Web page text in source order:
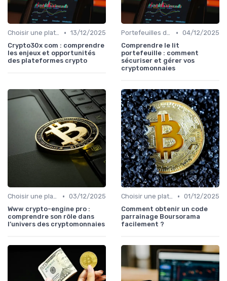
Choisir une plateforme d'échange • 13/12/2025
Crypto30x com : comprendre
les enjeux et opportunités
des plateformes crypto
Portefeuilles de cryptomonnaies • 04/12/2025
Comprendre le lit
portefeuille : comment
sécuriser et gérer vos
cryptomonnaies
Choisir une plateforme d'échange • 03/12/2025
Www crypto-engine pro :
comprendre son rôle dans
l’univers des cryptomonnaies
Choisir une plateforme d'échange • 01/12/2025
Comment obtenir un code
parrainage Boursorama
facilement ?